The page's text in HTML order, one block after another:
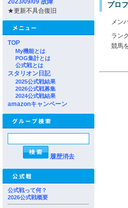
2023/09/09 故障
★更新不具合復旧
TOP
My機能とは
POG集計とは
公式戦とは
スタリオン日記
2025公式戦結果
2026公式戦募集
2024公式戦結果
amazonキャンペーン
履歴消去
公式戦って何？
2026公式戦概要
プロ
メン
ランク
競馬